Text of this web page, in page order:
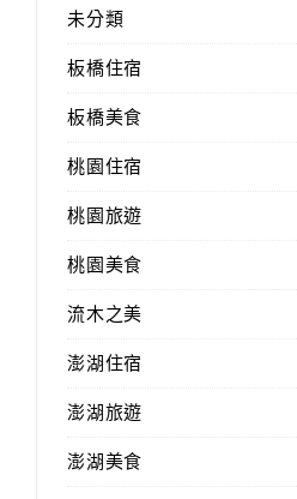
未分類
板橋住宿
板橋美食
桃園住宿
桃園旅遊
桃園美食
流木之美
澎湖住宿
澎湖旅遊
澎湖美食